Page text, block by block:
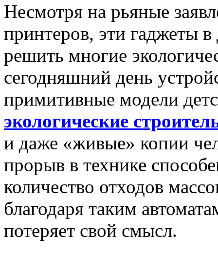
Несмотря на рьяные
принтеров, эти гаджеты
решить многие
сегодняшний день
примитивные модели
экологические
и даже «живые» копии
прорыв в технике
количество отходов
благодаря таким
потеряет свой смысл.